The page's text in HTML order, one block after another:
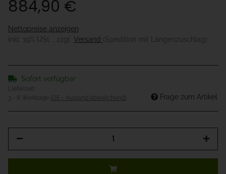
884,90 €
Nettopreise anzeigen
inkl. 19% USt. , zzgl. Versand (Spedition mit Längenzuschlag)
Sofort verfügbar
Lieferzeit:
3 - 8 Werktage
(DE - Ausland abweichend) Frage zum Artikel